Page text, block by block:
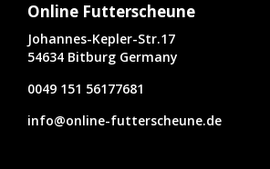
Online Futterscheune
Johannes-Kepler-Str.17
54634 Bitburg Germany
0049 151 56177681
info@online-futterscheune.de